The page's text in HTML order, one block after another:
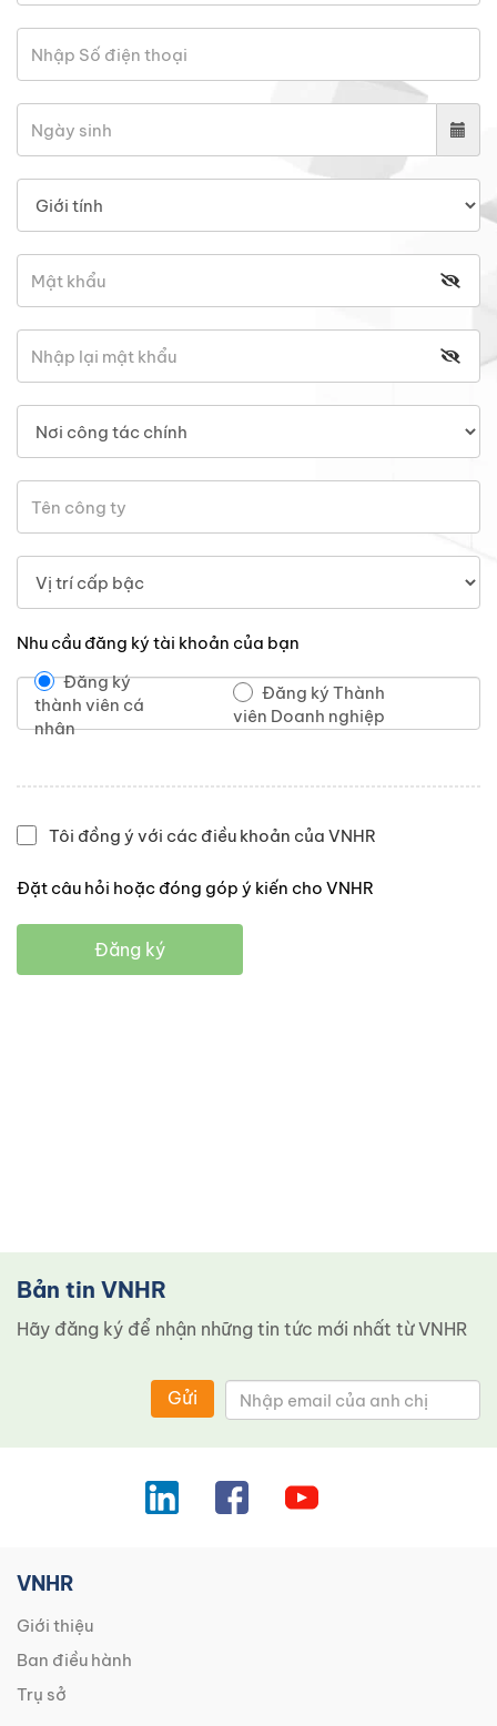
Nhu cầu đăng ký tài khoản của bạn
Đăng ký
thành viên cá
nhân
Đăng ký Thành
viên Doanh nghiệp
Tôi đồng ý với các điều khoản của VNHR
Đặt câu hỏi hoặc đóng góp ý kiến cho VNHR
Đăng ký
Bản tin VNHR
Hãy đăng ký để nhận những tin tức mới nhất từ ​​VNHR
Gửi
VNHR
Giới thiệu
Ban điều hành
Trụ sở